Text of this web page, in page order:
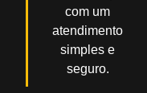
com um
atendimento
simples e
seguro.